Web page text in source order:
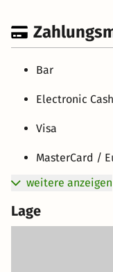
Bar
Electronic
Visa
MasterCard /
weitere anzeigen
Lage